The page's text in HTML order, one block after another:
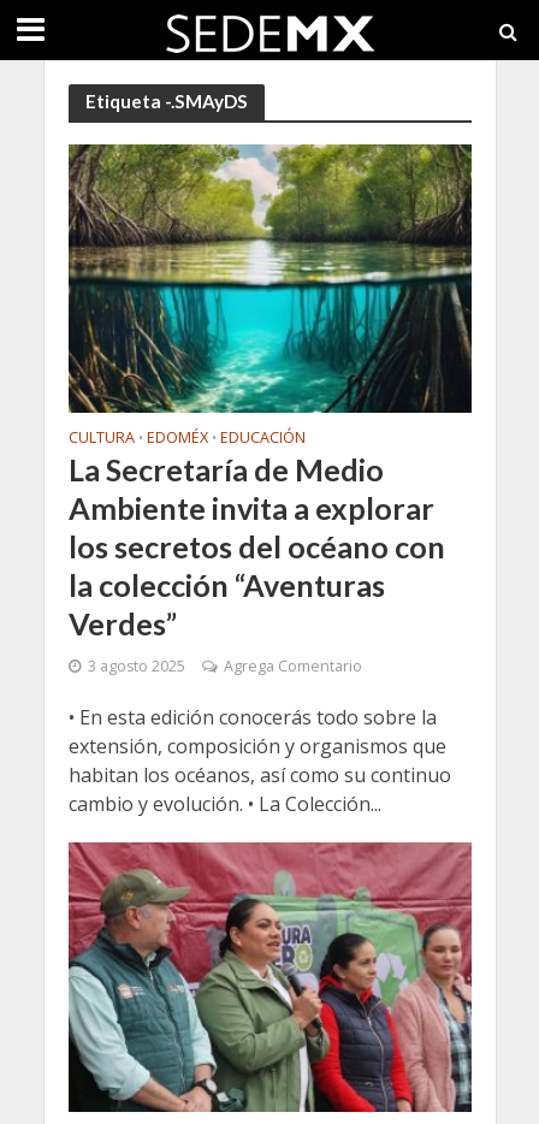
Etiqueta -.SMAyDS
CULTURA • EDOMÉX • EDUCACIÓN
La Secretaría de Medio
Ambiente invita a explorar
los secretos del océano con
la colección “Aventuras
Verdes”
3 agosto 2025 Agrega Comentario
• En esta edición conocerás todo sobre la
extensión, composición y organismos que
habitan los océanos, así como su continuo
cambio y evolución. • La Colección...